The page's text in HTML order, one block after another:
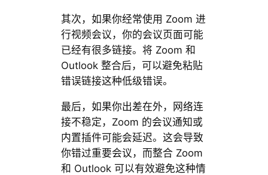
其次，如果你经常使用 Zoom 进
行视频会议，你的会议页面可能
已经有很多链接。将 Zoom 和
Outlook 整合后，可以避免粘贴
错误链接这种低级错误。
最后，如果你出差在外，网络连
接不稳定，Zoom 的会议通知或
内置插件可能会延迟。这会导致
你错过重要会议，而整合 Zoom
和 Outlook 可以有效避免这种情